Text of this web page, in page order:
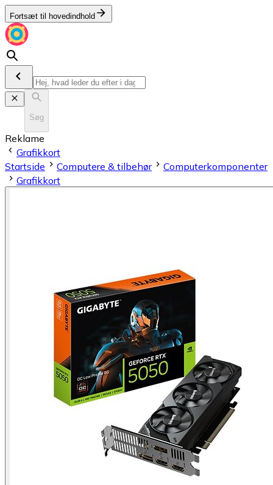
Fortsæt til hovedindhold
Søg
Reklame
Grafikkort
Startside
Computere & tilbehør
Computerkomponenter
Grafikkort